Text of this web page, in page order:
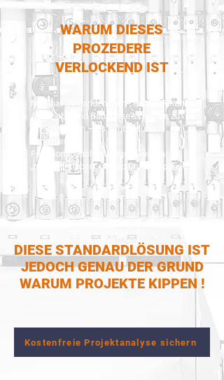
WARUM DIESES
PROZEDERE
VERLOCKEND IST
- Man hat „jemanden dran“, der MSR kann.
- Angebots- und Bauphase scheinen zu
verschmelzen – es geht gefühlt
schneller los.
- Funktionsbeschreibungen werden
„mitgeschrieben“ und später angepasst.
DIESE STANDARDLÖSUNG IST
JEDOCH GENAU DER GRUND
WARUM PROJEKTE KIPPEN !
Kostenfreie Projektanalyse sichern